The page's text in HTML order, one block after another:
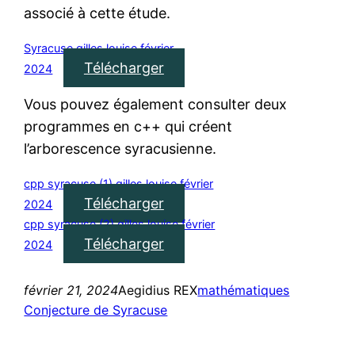
associé à cette étude.
Syracuse gilles louise février
2024
Télécharger
Vous pouvez également consulter deux
programmes en c++ qui créent
l’arborescence syracusienne.
cpp syracuse (1) gilles louise février
2024
Télécharger
cpp syracuse (2) gilles louise février
2024
Télécharger
février 21, 2024Aegidius REXmathématiques
Conjecture de Syracuse